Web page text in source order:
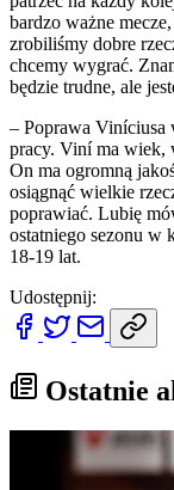
bardzo ważne
zrobiliśmy dobre
chcemy wygrać.
będzie trudne, ale
– Poprawa Viníciusa
pracy. Viní ma wiek,
On ma ogromną
osiągnąć wielkie
poprawiać. Lubię
ostatniego sezonu w
18-19 lat.
Udostępnij:
Ostatnie